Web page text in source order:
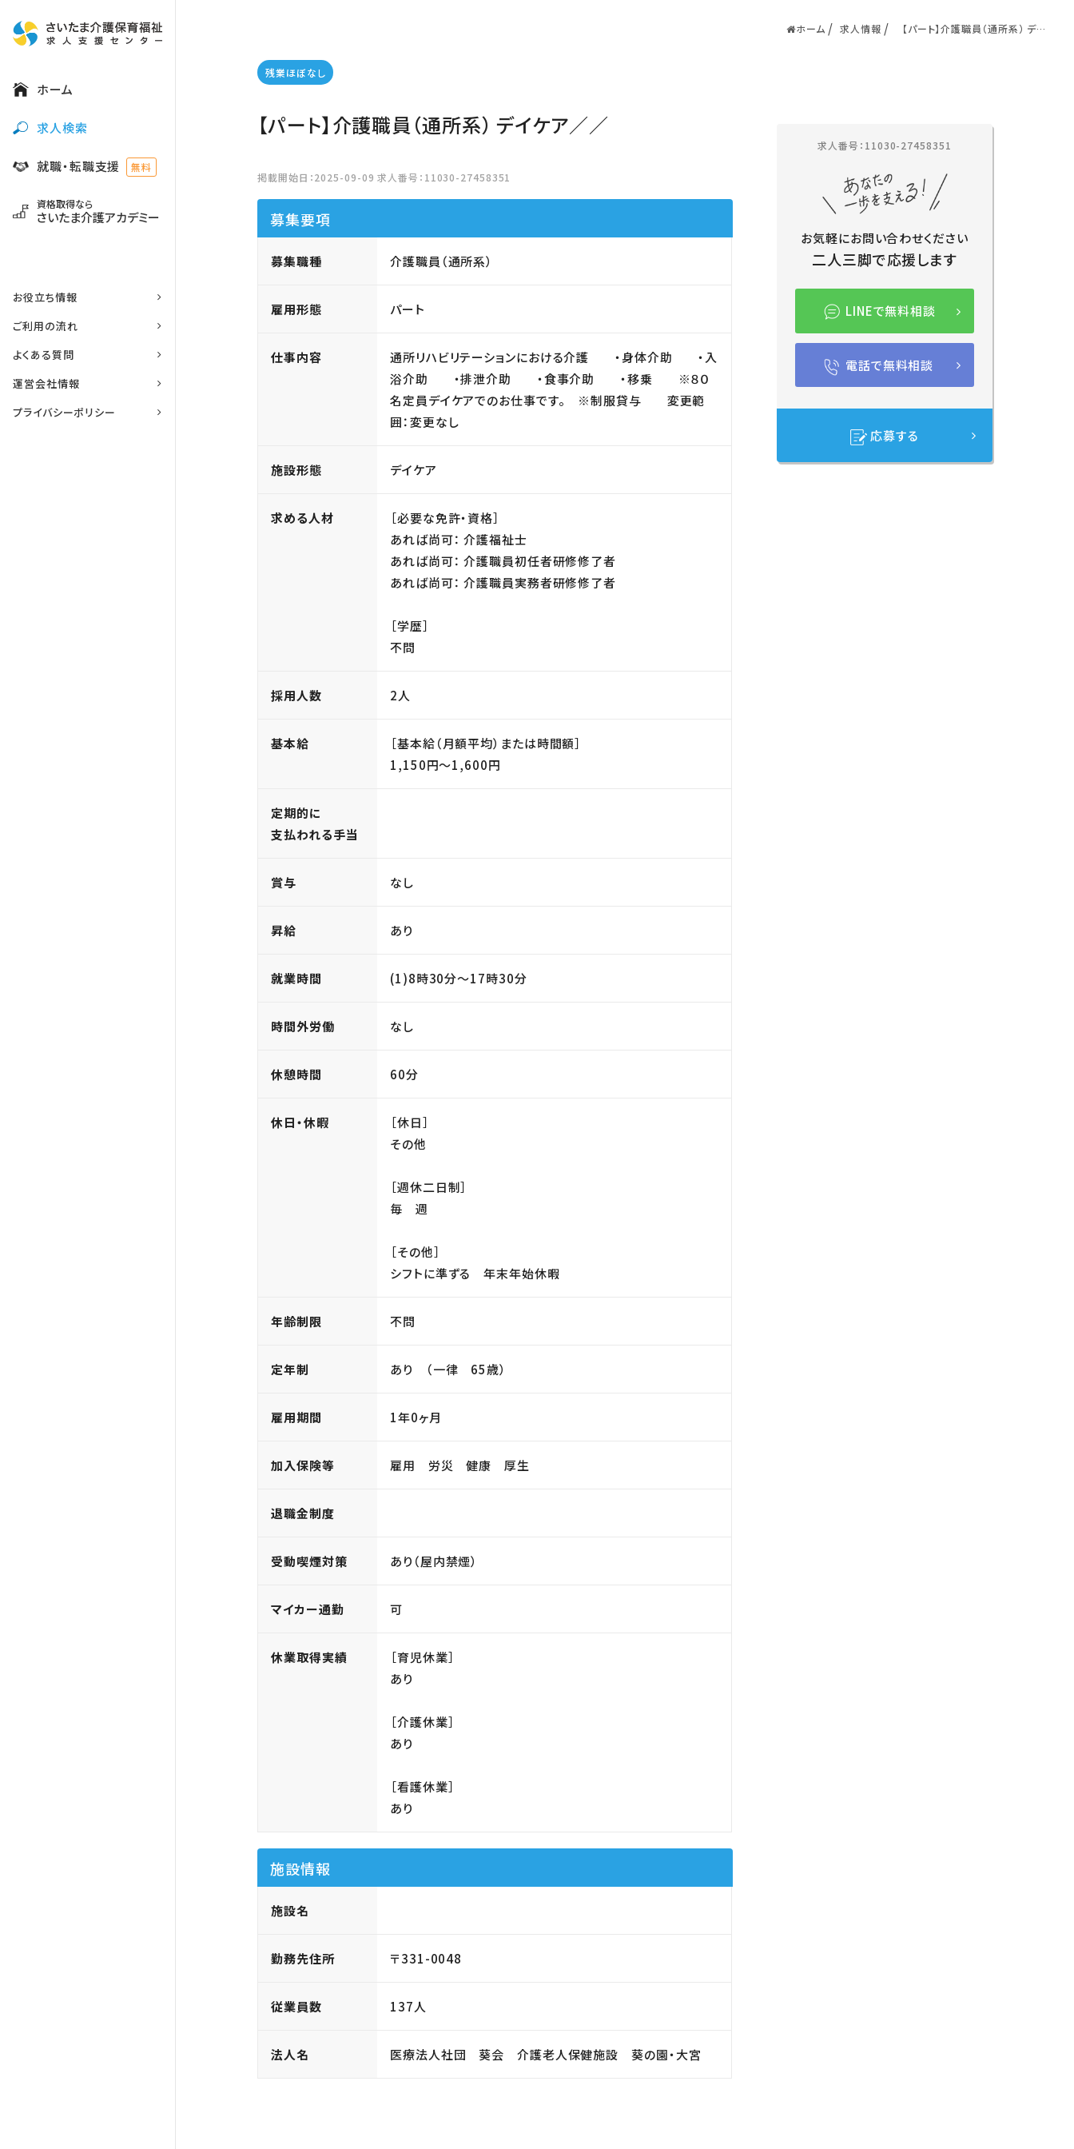
ホーム
求人検索
就職・転職支援 無料
資格取得なら
さいたま介護アカデミー
お役立ち情報
ご利用の流れ
よくある質問
運営会社情報
プライバシーポリシー
ホーム 求人情報
【パート】介護職員（通所系） デイケ
残業ほぼなし
【パート】介護職員（通所系） デイケア／／
掲載開始日：2025-09-09 求人番号：11030-27458351
募集要項
募集職種 介護職員（通所系）
雇用形態 パート
仕事内容
通所リハビリテーションにおける介護 ・身体介助 ・入
浴介助 ・排泄介助 ・食事介助 ・移乗 ※８０
名定員デイケアでのお仕事です。 ※制服貸与 変更範
囲：変更なし
施設形態 デイケア
求める人材
［必要な免許・資格］
あれば尚可： 介護福祉士
あれば尚可： 介護職員初任者研修修了者
あれば尚可： 介護職員実務者研修修了者
［学歴］
不問
採用人数 2人
基本給
［基本給（月額平均）または時間額］
1,150円〜1,600円
定期的に
支払われる手当
賞与 なし
昇給 あり
就業時間 (1)8時30分〜17時30分
時間外労働 なし
休憩時間 60分
休日・休暇
［休日］
その他
［週休二日制］
毎 週
［その他］
シフトに準ずる 年末年始休暇
年齢制限 不問
定年制 あり （一律 65歳）
雇用期間 1年0ヶ月
加入保険等 雇用 労災 健康 厚生
退職金制度
受動喫煙対策 あり（屋内禁煙）
マイカー通勤 可
休業取得実績
［育児休業］
あり
［介護休業］
あり
［看護休業］
あり
施設情報
施設名
勤務先住所 〒331-0048
従業員数 137人
法人名 医療法人社団 葵会 介護老人保健施設 葵の園・大宮
求人番号：11030-27458351
お気軽にお問い合わせください
二人三脚で応援します
LINEで無料相談
電話で無料相談
応募する